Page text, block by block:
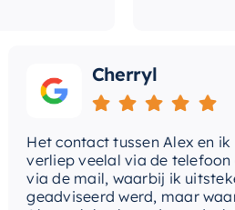
Cherryl
Het contact tussen Alex en ik
verliep veelal via de telefoon en
via de mail, waarbij ik uitstekend
geadviseerd werd, maar waarbij